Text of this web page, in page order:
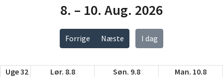
Forrige Næste I dag
8. – 10. Aug. 2026
Uge 32 Lør. 8.8 Søn. 9.8
Man. 10.8